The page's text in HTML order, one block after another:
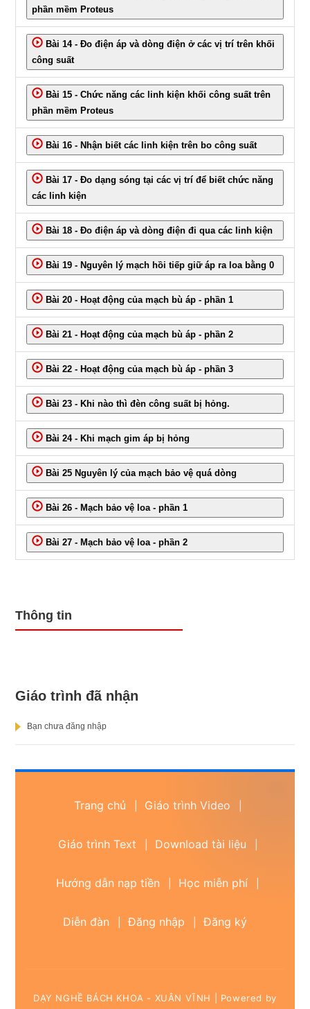
phần mềm Proteus
Bài 14 - Đo điện áp và dòng điện ở các vị trí trên khối
công suất
Bài 15 - Chức năng các linh kiện khối công suất trên
phần mềm Proteus
Bài 16 - Nhận biết các linh kiện trên bo công suất
Bài 17 - Đo dạng sóng tại các vị trí để biết chức năng
các linh kiện
Bài 18 - Đo điện áp và dòng điện đi qua các linh kiện
Bài 19 - Nguyên lý mạch hồi tiếp giữ áp ra loa bằng 0
Bài 20 - Hoạt động của mạch bù áp - phần 1
Bài 21 - Hoạt động của mạch bù áp - phần 2
Bài 22 - Hoạt động của mạch bù áp - phần 3
Bài 23 - Khi nào thì đèn công suất bị hỏng.
Bài 24 - Khi mạch gim áp bị hỏng
Bài 25 Nguyên lý của mạch bảo vệ quá dòng
Bài 26 - Mạch bảo vệ loa - phần 1
Bài 27 - Mạch bảo vệ loa - phần 2
Thông tin
Giáo trình đã nhận
Bạn chưa đăng nhập
Trang chủ Giáo trình Video
Giáo trình Text Download tài liệu
Hướng dẫn nạp tiền Học miễn phí
Diễn đàn Đăng nhập Đăng ký
DẠY NGHỀ BÁCH KHOA - XUÂN VĨNH | Powered by